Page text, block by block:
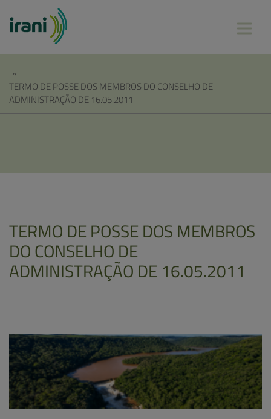
»
TERMO DE POSSE DOS MEMBROS DO CONSELHO DE
ADMINISTRAÇÃO DE 16.05.2011
TERMO DE POSSE DOS MEMBROS
DO CONSELHO DE
ADMINISTRAÇÃO DE 16.05.2011